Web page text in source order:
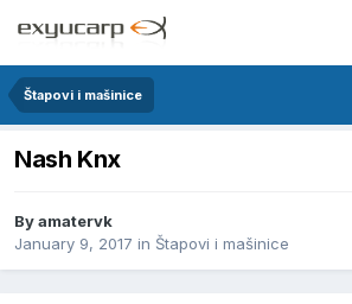
Štapovi i mašinice
Nash Knx
Byamatervk
January 9, 2017 in Štapovi i mašinice